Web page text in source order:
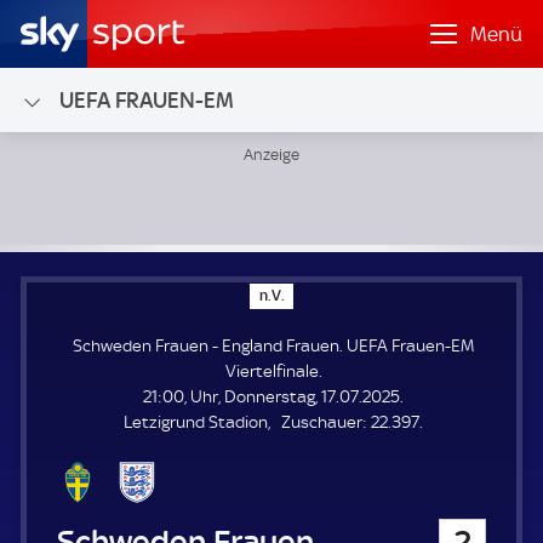
Menü
UEFA FRAUEN-EM
n.V.
.
Schweden Frauen - England Frauen. UEFA Frauen-EM
Viertelfinale.
21:00, Uhr, Donnerstag, 17.07.2025.
Letzigrund Stadion
Zuschauer: Z
22.397.